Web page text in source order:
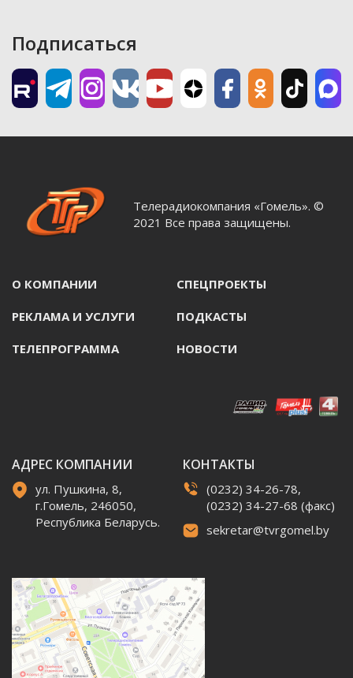
Подписаться
Телерадиокомпания «Гомель». ©
2021 Все права защищены.
О КОМПАНИИ СПЕЦПРОЕКТЫ
РЕКЛАМА И УСЛУГИ ПОДКАСТЫ
ТЕЛЕПРОГРАММА НОВОСТИ
АДРЕС КОМПАНИИ
ул. Пушкина, 8,
г.Гомель, 246050,
Республика Беларусь.
КОНТАКТЫ
(0232) 34-26-78,
(0232) 34-27-68 (факс)
sekretar@tvrgomel.by